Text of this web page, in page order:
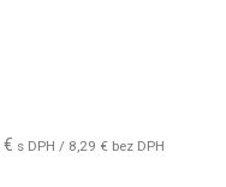
€ s DPH / 8,29 € bez DPH